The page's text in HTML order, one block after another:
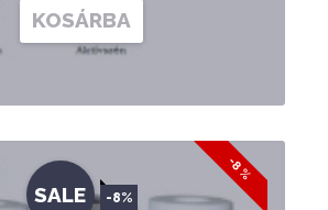
KOSÁRBA
-8 %
SALE -8%